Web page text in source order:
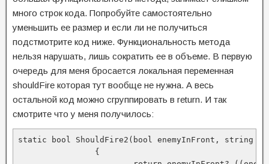
много строк кода. Попробуйте самостоятельно
уменьшить ее размер и если ли не получиться
подстмотрите код ниже. Функциональность метода
нельзя нарушать, лишь сократить ее в объеме. В первую
очередь для меня бросается локальная переменная
shouldFire которая тут вообще не нужна. А весь
остальной код можно сгруппировать в return. И так
смотрите что у меня получилось:
static bool ShouldFire2(bool enemyInFront, string